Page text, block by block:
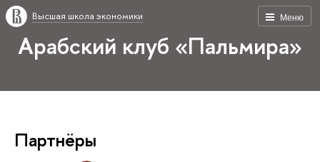
Меню
Высшая школа экономики
Арабский клуб «Пальмира»
Партнёры